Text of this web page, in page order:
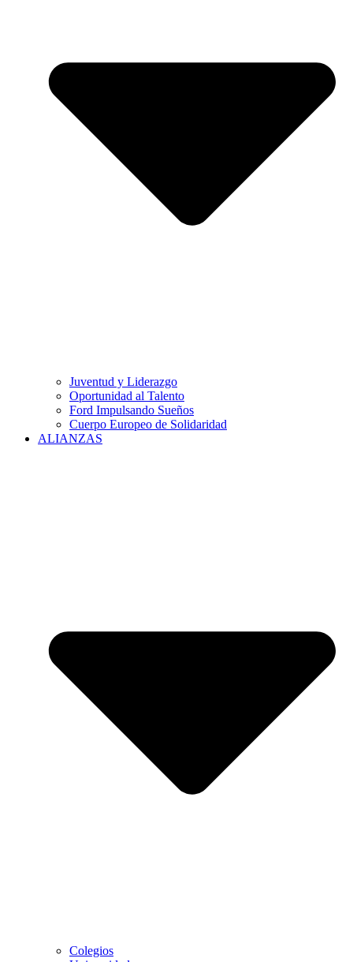
Juventud y Liderazgo
Oportunidad al Talento
Ford Impulsando Sueños
Cuerpo Europeo de Solidaridad
ALIANZAS
Colegios